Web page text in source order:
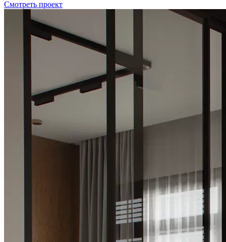
Смотреть проект